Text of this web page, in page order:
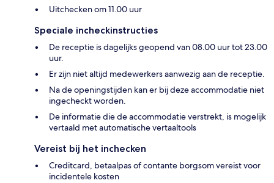
Uitchecken om 11.00 uur
Speciale incheckinstructies
De receptie is dagelijks geopend van 08.00 uur tot 23.00
uur.
Er zijn niet altijd medewerkers aanwezig aan de receptie.
Na de openingstijden kan er bij deze accommodatie niet
ingecheckt worden.
De informatie die de accommodatie verstrekt, is mogelijk
vertaald met automatische vertaaltools
Vereist bij het inchecken
Creditcard, betaalpas of contante borgsom vereist voor
incidentele kosten